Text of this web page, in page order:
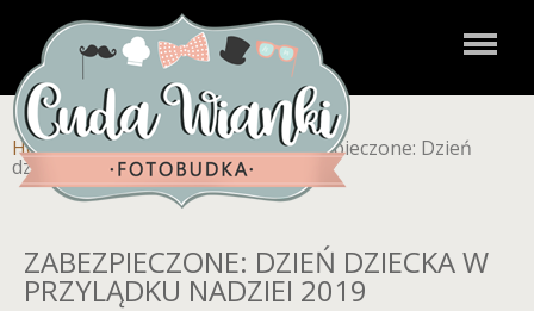
Home»Zdjęcia dla klientów»Zabezpieczone: Dzień
dziecka w Przylądku Nadziei 2019
ZABEZPIECZONE: DZIEŃ DZIECKA W
PRZYLĄDKU NADZIEI 2019